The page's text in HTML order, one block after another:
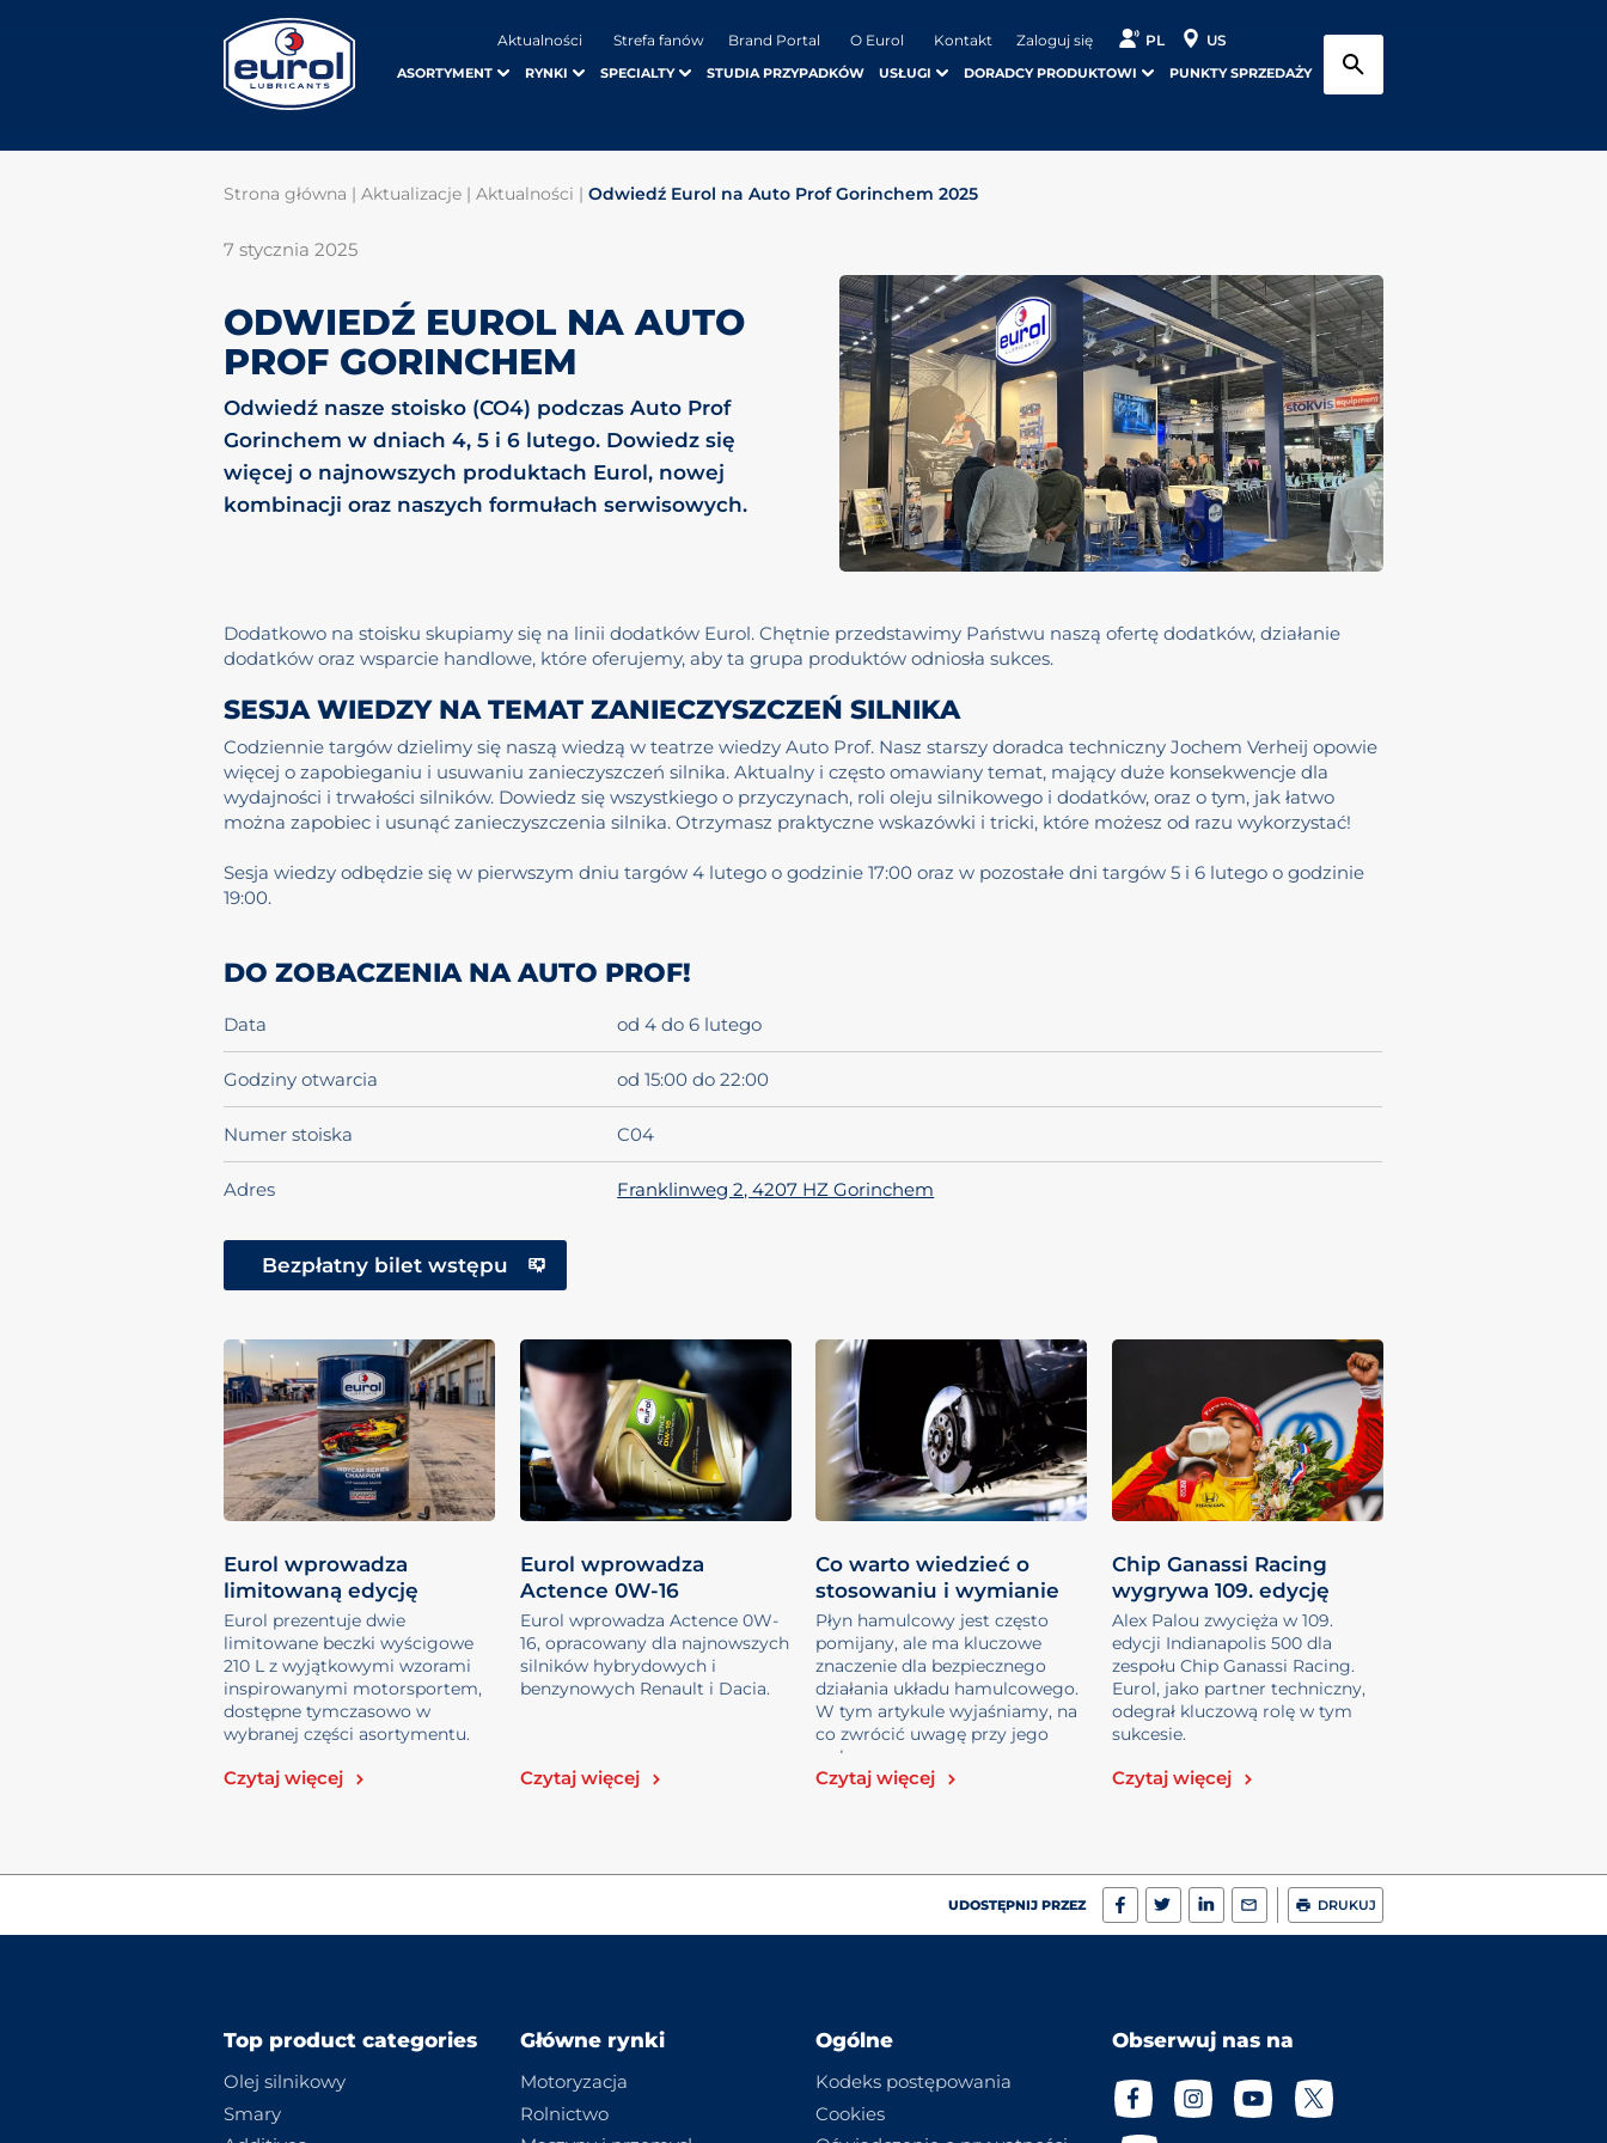
Aktualności Strefa fanów Brand Portal O Eurol Kontakt Zaloguj się PL US
ASORTYMENT RYNKI SPECIALTY STUDIA PRZYPADKÓW USŁUGI DORADCY PRODUKTOWI PUNKTY SPRZEDAŻY
Strona główna |Aktualizacje |Aktualności |Odwiedź Eurol na Auto Prof Gorinchem 2025
7 stycznia 2025
ODWIEDŹ EUROL NA AUTO
PROF GORINCHEM
Odwiedź nasze stoisko (CO4) podczas Auto Prof
Gorinchem w dniach 4, 5 i 6 lutego. Dowiedz się
więcej o najnowszych produktach Eurol, nowej
kombinacji oraz naszych formułach serwisowych.
Dodatkowo na stoisku skupiamy się na linii dodatków Eurol. Chętnie przedstawimy Państwu naszą ofertę dodatków, działanie
dodatków oraz wsparcie handlowe, które oferujemy, aby ta grupa produktów odniosła sukces.
SESJA WIEDZY NA TEMAT ZANIECZYSZCZEŃ SILNIKA
Codziennie targów dzielimy się naszą wiedzą w teatrze wiedzy Auto Prof. Nasz starszy doradca techniczny Jochem Verheij opowie
więcej o zapobieganiu i usuwaniu zanieczyszczeń silnika. Aktualny i często omawiany temat, mający duże konsekwencje dla
wydajności i trwałości silników. Dowiedz się wszystkiego o przyczynach, roli oleju silnikowego i dodatków, oraz o tym, jak łatwo
można zapobiec i usunąć zanieczyszczenia silnika. Otrzymasz praktyczne wskazówki i tricki, które możesz od razu wykorzystać!
Sesja wiedzy odbędzie się w pierwszym dniu targów 4 lutego o godzinie 17:00 oraz w pozostałe dni targów 5 i 6 lutego o godzinie
19:00.
DO ZOBACZENIA NA AUTO PROF!
Data od 4 do 6 lutego
Godziny otwarcia od 15:00 do 22:00
Numer stoiska C04
Adres Franklinweg 2, 4207 HZ Gorinchem
Bezpłatny bilet wstępu
Eurol wprowadza
limitowaną edycję
beczek wyścigowy...
Eurol prezentuje dwie
limitowane beczki wyścigowe
210 L z wyjątkowymi wzorami
inspirowanymi motorsportem,
dostępne tymczasowo w
wybranej części asortymentu.
Czytaj więcej
Eurol wprowadza
Actence 0W-16
Eurol wprowadza Actence 0W-
16, opracowany dla najnowszych
silników hybrydowych i
benzynowych Renault i Dacia.
Czytaj więcej
Co warto wiedzieć o
stosowaniu i wymianie
płynu ha...
Płyn hamulcowy jest często
pomijany, ale ma kluczowe
znaczenie dla bezpiecznego
działania układu hamulcowego.
W tym artykule wyjaśniamy, na
co zwrócić uwagę przy jego
wybor...
Czytaj więcej
Chip Ganassi Racing
wygrywa 109. edycję
Indianapol...
Alex Palou zwycięża w 109.
edycji Indianapolis 500 dla
zespołu Chip Ganassi Racing.
Eurol, jako partner techniczny,
odegrał kluczową rolę w tym
sukcesie.
Czytaj więcej
UDOSTĘPNIJ PRZEZ DRUKUJ
Top product categories
Olej silnikowy
Smary
Główne rynki
Motoryzacja
Rolnictwo
Ogólne
Kodeks postępowania
Cookies
Obserwuj nas na